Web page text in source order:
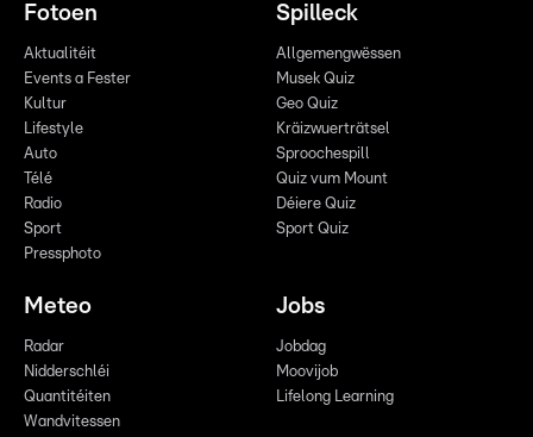
Fotoen
Aktualitéit
Events a Fester
Kultur
Lifestyle
Auto
Télé
Radio
Sport
Pressphoto
Spilleck
Allgemengwëssen
Musek Quiz
Geo Quiz
Kräizwuerträtsel
Sproochespill
Quiz vum Mount
Déiere Quiz
Sport Quiz
Meteo
Radar
Nidderschléi
Quantitéiten
Wandvitessen
Jobs
Jobdag
Moovijob
Lifelong Learning